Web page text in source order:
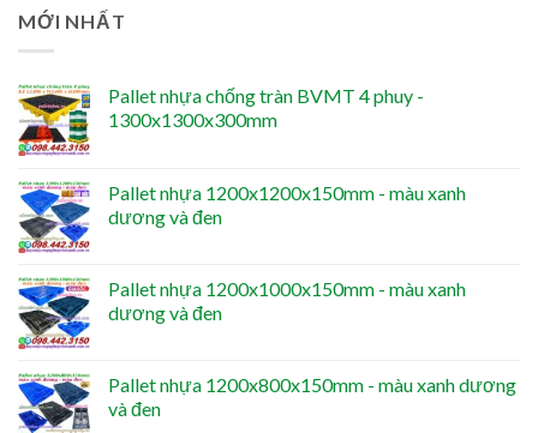
MỚI NHẤT
Pallet nhựa chống tràn BVMT 4 phuy -
1300x1300x300mm
Pallet nhựa 1200x1200x150mm - màu xanh
dương và đen
Pallet nhựa 1200x1000x150mm - màu xanh
dương và đen
Pallet nhựa 1200x800x150mm - màu xanh dương
và đen